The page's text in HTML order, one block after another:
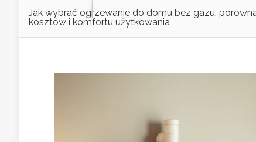
Jak wybrać ogrzewanie do domu bez gazu:
kosztów i komfortu użytkowania